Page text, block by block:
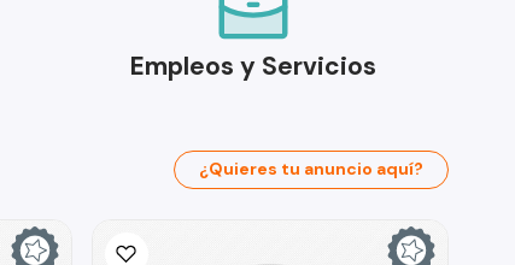
Empleos y Servicios
¿Quieres tu anuncio aquí?